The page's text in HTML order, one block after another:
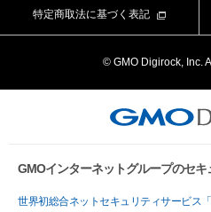
Value Server
CORESERVER media
特定商取法に基づく表記
© GMO Digirock, Inc.
GMOインターネットグループのセ
世界初総合ネットセキュリティサービス